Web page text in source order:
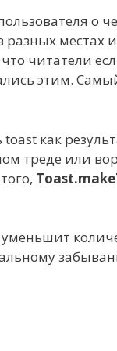
о
местах
читатели
этим.
как
треде или